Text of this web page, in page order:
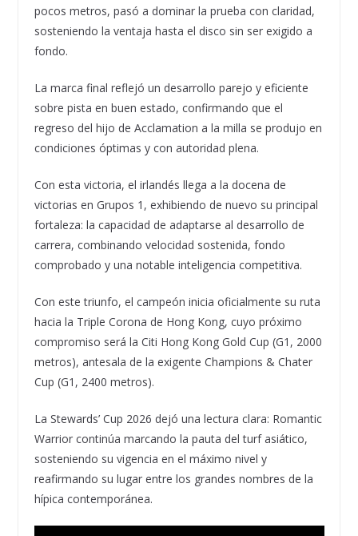
pocos metros, pasó a dominar la prueba con claridad,
sosteniendo la ventaja hasta el disco sin ser exigido a
fondo.
La marca final reflejó un desarrollo parejo y eficiente
sobre pista en buen estado, confirmando que el
regreso del hijo de Acclamation a la milla se produjo en
condiciones óptimas y con autoridad plena.
Con esta victoria, el irlandés llega a la docena de
victorias en Grupos 1, exhibiendo de nuevo su principal
fortaleza: la capacidad de adaptarse al desarrollo de
carrera, combinando velocidad sostenida, fondo
comprobado y una notable inteligencia competitiva.
Con este triunfo, el campeón inicia oficialmente su ruta
hacia la Triple Corona de Hong Kong, cuyo próximo
compromiso será la Citi Hong Kong Gold Cup (G1, 2000
metros), antesala de la exigente Champions & Chater
Cup (G1, 2400 metros).
La Stewards’ Cup 2026 dejó una lectura clara: Romantic
Warrior continúa marcando la pauta del turf asiático,
sosteniendo su vigencia en el máximo nivel y
reafirmando su lugar entre los grandes nombres de la
hípica contemporánea.